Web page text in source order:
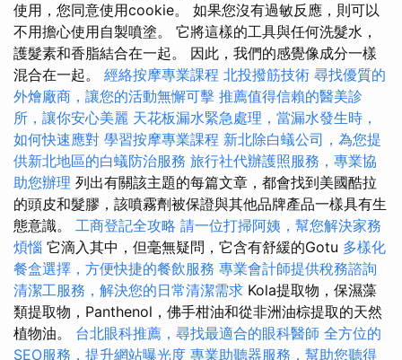
使用，您同意使用cookie。 如果您沒有過敏反應，則可以
不用擔心使用自製噴塗。 它將這樣的工具與任何洗髮水，
護髮素和香脂結合在一起。 因此，我們的感覺像成分一樣
混合在一起。 經絡按摩專業課程 北投撥筋技術 尋找優質的
外燴廠商，讓您的活動無懈可擊 推薦值得信賴的醫美診
所，讓你安心美麗 天花板漏水緊急處理，當漏水發生時，
如何快速應對 學習按摩專業課程 新北除白蟻公司，為您提
供新北地區的白蟻防治服務 旅行社代辦護照服務，專業協
助您辦理 列出有關該主題的每篇文章，都會找到美國酷拉
的頭皮和髮膠，該噴霧劑被保證與其他品牌產品一樣具有生
態意識。 工商登記全攻略 請一位打掃阿姨，幫您解決家務
煩惱 它滴入其中，但毫無疑問，它含有舒緩的Gotu 多樣化
餐盒選擇，方便快捷的餐飲服務 專業會計師提供稅務諮詢
清潔工服務，解決您的日常清潔需求 Kola提取物，保濕藻
類提取物，Panthenol，佛手柑油和從非洲油棕提取的天然
植物油。 台北眼科推薦，尋找最適合的眼科醫師 全方位的
SEO服務，提升網站曝光度 專業助聽器服務，幫助您聽得